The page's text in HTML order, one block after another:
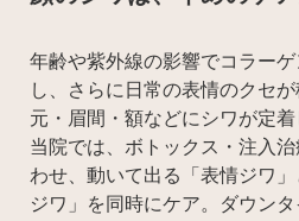
年齢や紫外線の影響でコラー
し、さらに日常の表情のクセ
元・眉間・額などにシワが定着
当院では、ボトックス・注入
わせ、動いて出る「表情ジワ
ジワ」を同時にケア。ダウン